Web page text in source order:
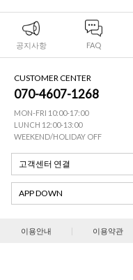
공지사항 FAQ
CUSTOMER CENTER
070-4607-1268
MON-FRI 10:00-17:00
LUNCH 12:00-13:00
WEEKEND/HOLIDAY OFF
고객센터 연결
APP DOWN
이용안내 | 이용약관